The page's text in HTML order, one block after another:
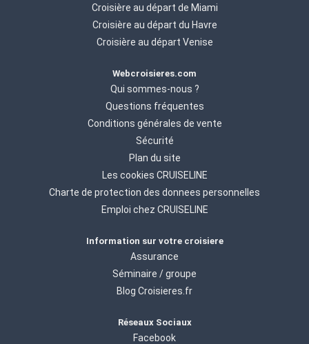
Croisière au départ de Miami
Croisière au départ du Havre
Croisière au départ Venise
Webcroisieres.com
Qui sommes-nous ?
Questions fréquentes
Conditions générales de vente
Sécurité
Plan du site
Les cookies CRUISELINE
Charte de protection des donnees personnelles
Emploi chez CRUISELINE
Information sur votre croisiere
Assurance
Séminaire / groupe
Blog Croisieres.fr
Réseaux Sociaux
Facebook